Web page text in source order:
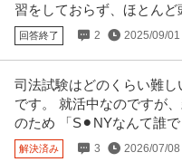
大崎／法務リーダー候補会
ら牽引／休み取得しやすい環
株式会社STAYGOLD
年収400万円〜600万円
株式会社STAYGOLD 【大崎】法
拡大を法務から牽引休み …続きを
習をしておらず、ほとん
回答終了 2 2025/09/01
司法試験はどのくらい難
です。 就活中なのですが
のため 「S⚫︎NYなんて誰
だ」
解決済み 3 2026/07/08